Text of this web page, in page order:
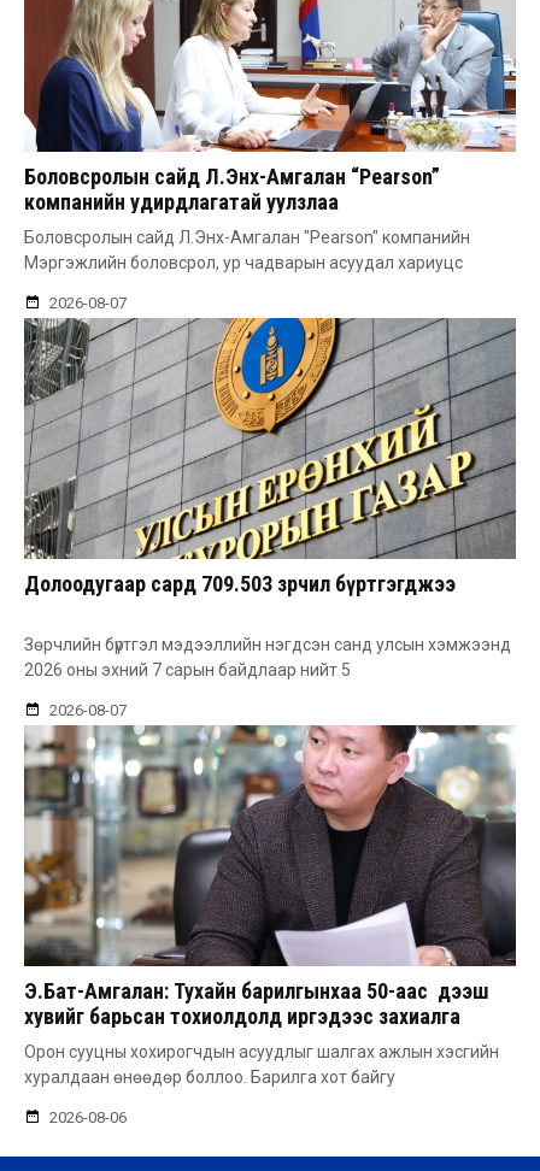
Боловсролын сайд Л.Энх-Амгалан “Pearson”
компанийн удирдлагатай уулзлаа
Боловсролын сайд Л.Энх-Амгалан "Pearson" компанийн
Мэргэжлийн боловсрол, ур чадварын асуудал хариуцс
2026-08-07
Долоодугаар сард 709.503 зөрчил бүртгэгджээ
Зөрчлийн бүртгэл мэдээллийн нэгдсэн санд улсын хэмжээнд
2026 оны эхний 7 сарын байдлаар нийт 5
2026-08-07
Э.Бат-Амгалан: Тухайн барилгынхаа 50-аас дээш
хувийг барьсан тохиолдолд иргэдээс захиалга
авдаг болгоно
Орон сууцны хохирогчдын асуудлыг шалгах ажлын хэсгийн
хуралдаан өнөөдөр боллоо. Барилга хот байгу
2026-08-06